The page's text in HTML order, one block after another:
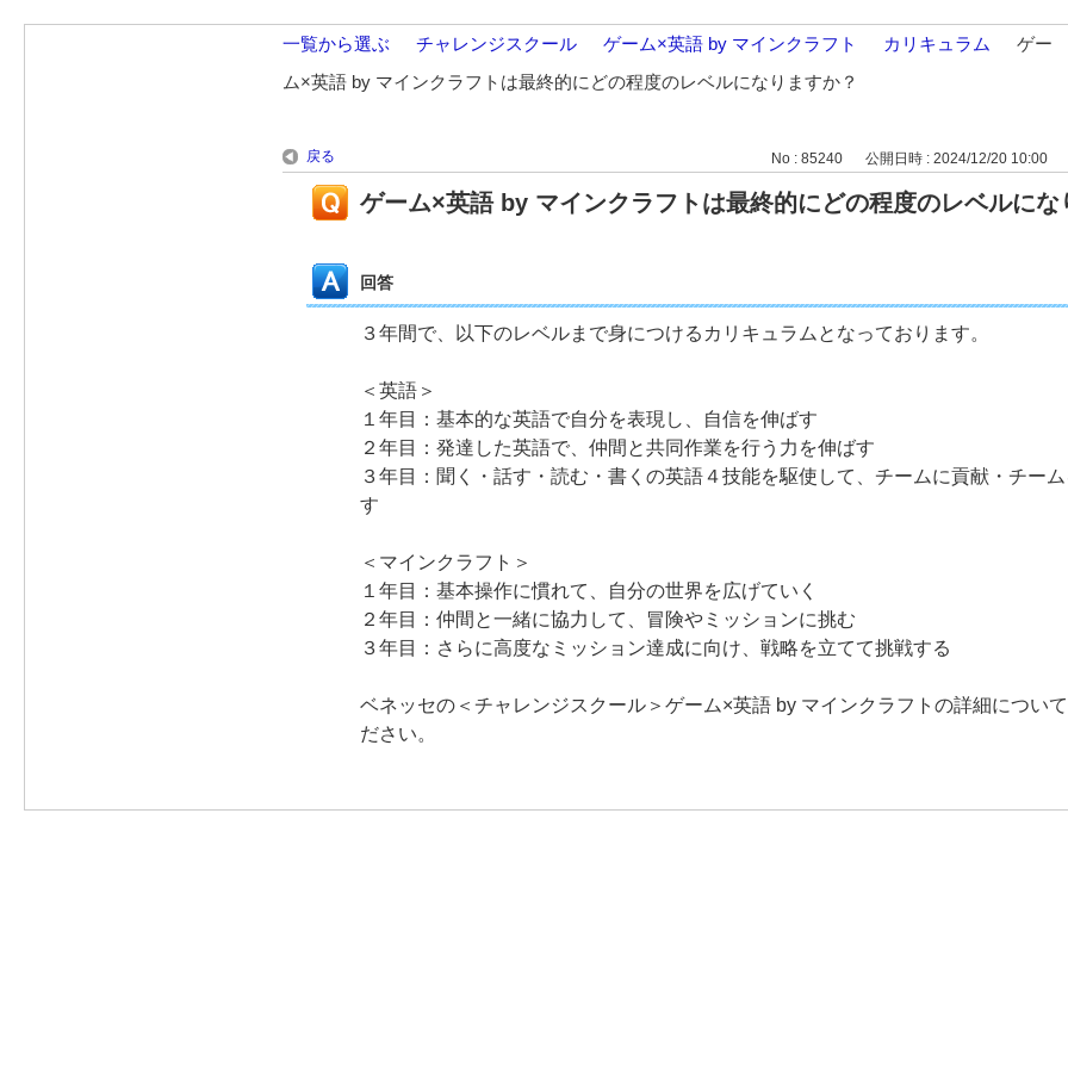
一覧から選ぶ チャレンジスクール ゲーム×英語 by マインクラフト カリキュラム
ゲー
ム×英語 by マインクラフトは最終的にどの程度のレベルになりますか？
戻る No : 85240 公開日時 : 2024/12/20 10:00
ゲーム×英語 by マインクラフトは最終的にどの程度のレベルにな
回答
３年間で、以下のレベルまで身につけるカリキュラムとなっております。
＜英語＞
１年目：基本的な英語で自分を表現し、自信を伸ばす
２年目：発達した英語で、仲間と共同作業を行う力を伸ばす
３年目：聞く・話す・読む・書くの英語４技能を駆使して、チームに貢献・チー
す
＜マインクラフト＞
１年目：基本操作に慣れて、自分の世界を広げていく
２年目：仲間と一緒に協力して、冒険やミッションに挑む
３年目：さらに高度なミッション達成に向け、戦略を立てて挑戦する
ベネッセの＜チャレンジスクール＞ゲーム×英語 by マインクラフトの詳細につい
ださい。